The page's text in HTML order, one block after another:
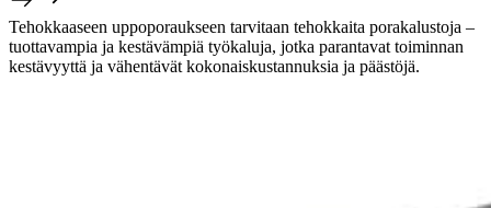
Tehokkaaseen uppoporaukseen tarvitaan tehokkaita porakalustoja –
tuottavampia ja kestävämpiä työkaluja, jotka parantavat toiminnan
kestävyyttä ja vähentävät kokonaiskustannuksia ja päästöjä.